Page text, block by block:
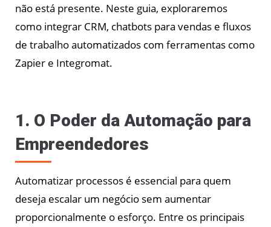
não está presente. Neste guia, exploraremos
como integrar CRM, chatbots para vendas e fluxos
de trabalho automatizados com ferramentas como
Zapier e Integromat.
1. O Poder da Automação para
Empreendedores
Automatizar processos é essencial para quem
deseja escalar um negócio sem aumentar
proporcionalmente o esforço. Entre os principais